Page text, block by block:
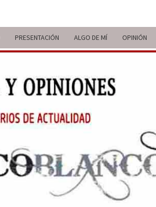
PRESENTACIÓN ALGO DE MÍ OPINIÓN